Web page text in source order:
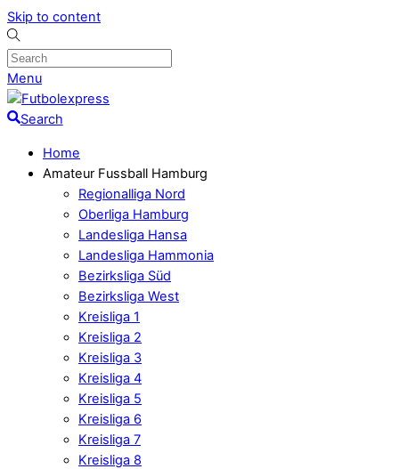
Skip to content
Menu
Search
Home
Amateur Fussball Hamburg
Regionalliga Nord
Oberliga Hamburg
Landesliga Hansa
Landesliga Hammonia
Bezirksliga Süd
Bezirksliga West
Kreisliga 1
Kreisliga 2
Kreisliga 3
Kreisliga 4
Kreisliga 5
Kreisliga 6
Kreisliga 7
Kreisliga 8